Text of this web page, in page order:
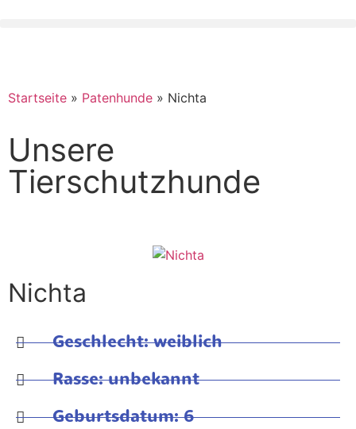
Startseite » Patenhunde » Nichta
Unsere
Tierschutzhunde
Nichta
Geschlecht: weiblich
Rasse: unbekannt
Geburtsdatum: 6